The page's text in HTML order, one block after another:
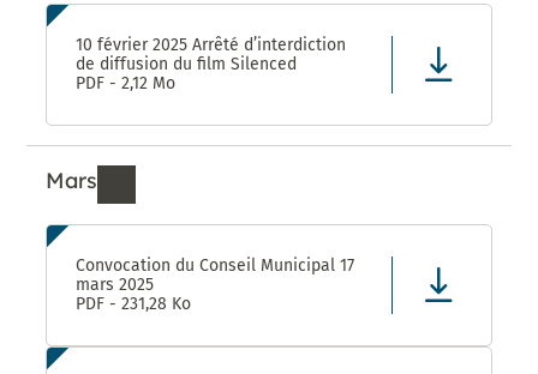
Ressources de Février 2025
10 février 2025 Arrêté d’interdiction
de diffusion du film Silenced
PDF - 2,12 Mo
Mars
Ressources de Mars 2025
Convocation du Conseil Municipal 17
mars 2025
PDF - 231,28 Ko